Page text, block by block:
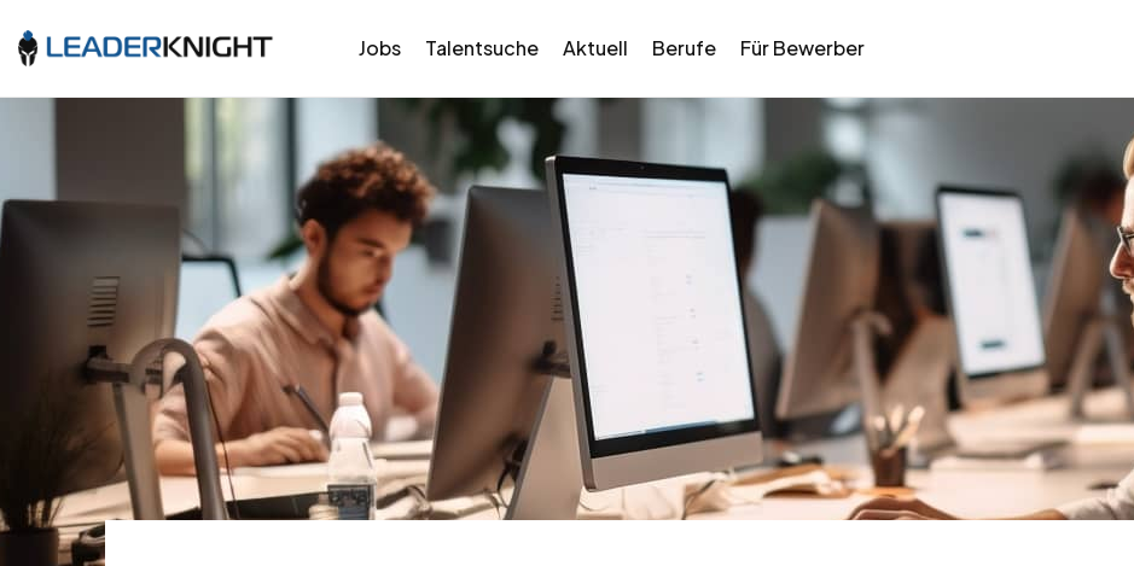
Jobs Talentsuche Aktuell Berufe Für Bewerber